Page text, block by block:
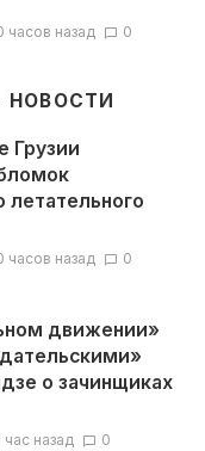
часов назад 0
НОВОСТИ
Грузии
летательного
часов назад 0
движении»
о зачинщиках
час назад 0